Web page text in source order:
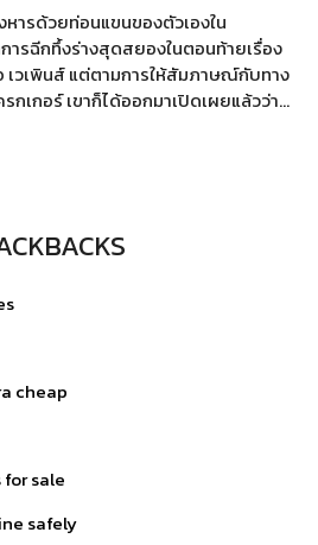
ารด้วยท่อนแขนของตัวเองใน
ารฉีกทึ้งร่างสุดสยองในตอนท้ายเรื่อง
เวเพินส์ แต่ตามการให้สัมภาษณ์กับทาง
กเกอร์ เขาก็ได้ออกมาเปิดเผยแล้วว่า…
cheap
sale
safely